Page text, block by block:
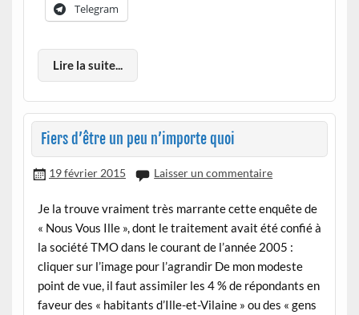
Telegram
Lire la suite...
Fiers d’être un peu n’importe quoi
19 février 2015 Laisser un commentaire
Je la trouve vraiment très marrante cette enquête de
« Nous Vous Ille », dont le traitement avait été confié à
la société TMO dans le courant de l’année 2005 :
cliquer sur l’image pour l’agrandir De mon modeste
point de vue, il faut assimiler les 4 % de répondants en
faveur des « habitants d’Ille-et-Vilaine » ou des « gens